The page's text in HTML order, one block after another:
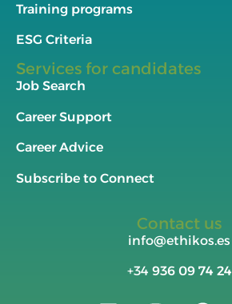
Training programs
ESG Criteria
Services for candidates
Job Search
Career Support
Career Advice
Subscribe to Connect
Contact us
info@ethikos.es
+34 936 09 74 24